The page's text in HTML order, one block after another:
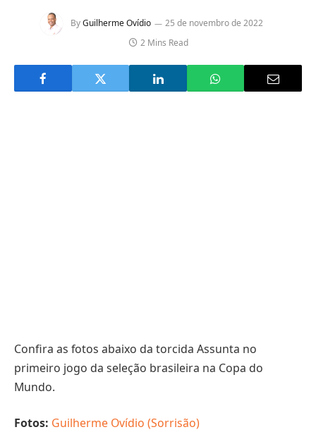
ByGuilherme Ovídio
25 de novembro de 2022
2 Mins Read
Confira as fotos abaixo da torcida Assunta no
primeiro jogo da seleção brasileira na Copa do
Mundo.
Fotos: Guilherme Ovídio (Sorrisão)